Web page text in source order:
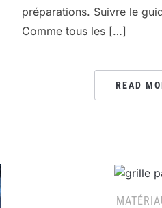
préparations. Suivre le
Comme tous les […]
READ